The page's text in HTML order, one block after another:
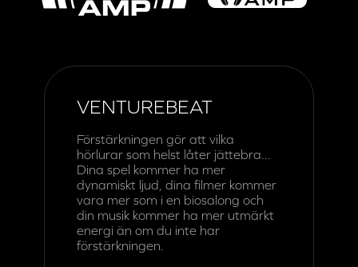
Hörlursförstärkning
Till skillnad från enkel förstärkning som kan hittas i
andra DAC-förstärkare för spel så förstärker
Xamp båda ljudkanalerna individuellt. Du kommer
älska det detaljerade ljudet på hög volym, mellan
volym och bas.
Den extremt låga utgående impedansen på 1Ω
driver känsliga 8Ω-in-ear-hörlurar, spelhörlurar och
600Ω-hörlurar av studiokvalitet.